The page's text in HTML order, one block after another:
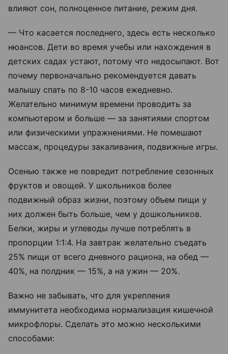
влияют сон, полноценное питание, режим дня.
— Что касается последнего, здесь есть несколько
нюансов. Дети во время учебы или нахождения в
детских садах устают, потому что недосыпают. Вот
почему первоначально рекомендуется давать
малышу спать по 8-10 часов ежедневно.
Желательно минимум времени проводить за
компьютером и больше — за занятиями спортом
или физическими упражнениями. Не помешают
массаж, процедуры закаливания, подвижные игры.
Осенью также не повредит потребление сезонных
фруктов и овощей. У школьников более
подвижный образ жизни, поэтому объем пищи у
них должен быть больше, чем у дошкольников.
Белки, жиры и углеводы лучше потреблять в
пропорции 1:1:4. На завтрак желательно съедать
25% пищи от всего дневного рациона, на обед —
40%, на полдник — 15%, а на ужин — 20%.
Важно не забывать, что для укрепления
иммунитета необходима нормализация кишечной
микрофлоры. Сделать это можно несколькими
способами: